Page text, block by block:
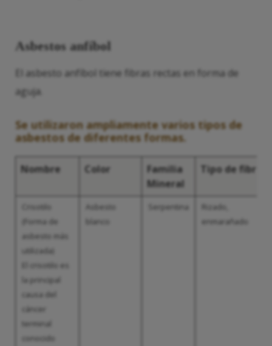
Asbestos anfíbol
El asbesto anfíbol tiene fibras rectas en forma de
aguja.
Se utilizaron ampliamente varios tipos de
asbestos de diferentes formas.
Nombre Color
Familia
Mineral
Tipo de fibra
Crisotilo
(Forma de
asbesto más
utilizada)
El crisotilo es
la principal
causa del
cáncer
terminal
conocido
Asbesto
blanco
Serpentina
Rizado,
enmarañado